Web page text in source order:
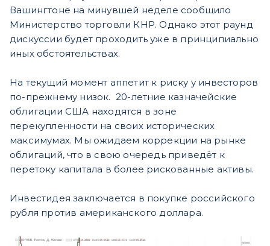
Вашингтоне на минувшей неделе сообщило
Министерство торговли КНР. Однако этот раунд
дискуссии будет проходить уже в принципиально
иных обстоятельствах.
На текущий момент аппетит к риску у инвесторов
по-прежнему низок. 20-летние казначейские
облигации США находятся в зоне
перекупленности на своих исторических
максимумах. Мы ожидаем коррекции на рынке
облигаций, что в свою очередь приведёт к
перетоку капитала в более рискованные активы.
Инвестидея заключается в покупке российского
рубля против американского доллара.